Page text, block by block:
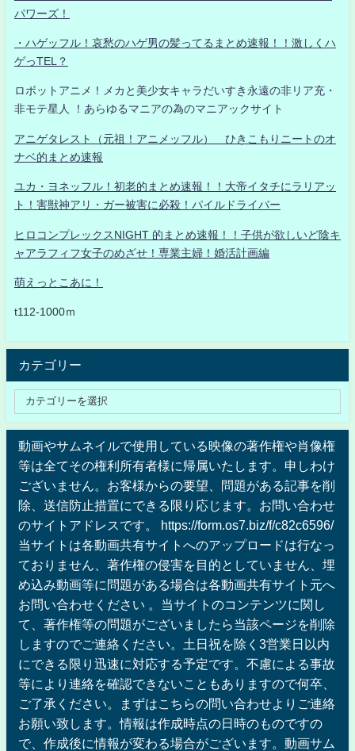
パワーズ！
・ハゲッフル！哀愁のハゲ男の髪ってるまとめ速報！！激しくハ
ゲっTEL？
ロボットアニメ！メカと美少女キャラだいすき永遠の非リア充・
非モテ星人 ！あらゆるマニアの為のマニアックサイト
アニゲタレスト（元祖！アニメッフル） ひきこもりニートのオ
ナベ的まとめ速報
ユカ・ヨネッフル！初老的まとめ速報！！大帝イタチにラリアッ
ト！害獣神アリ・ガー被害に必殺！パイルドライバー
ヒロコンプレックスNIGHT 的まとめ速報！！子供が欲しいど陰キ
ャアラフィフ女子のめざせ！専業主婦！婚活計画編
萌えっとこあに！
t112-1000ｍ
カテゴリー
動画やサムネイルで使用している映像の著作権や肖像権
等は全てその権利所有者様に帰属いたします。申しわけ
ございません。お客様からの要望、問題がある記事を削
除、送信防止措置にできる限り応じます。お問い合わせ
のサイトアドレスです。 https://form.os7.biz/f/c82c6596/
当サイトは各動画共有サイトへのアップロードは行なっ
ておりません、著作権の侵害を目的としていません、埋
め込み動画等に問題がある場合は各動画共有サイト元へ
お問い合わせください 。当サイトのコンテンツに関し
て、著作権等の問題がございましたら当該ページを削除
しますのでご連絡ください。土日祝を除く3営業日以内
にできる限り迅速に対応する予定です。不慮による事故
等により連絡を確認できないこともありますので何卒、
ご了承ください。まずはこちらの問い合わせよりご連絡
お願い致します。情報は作成時点の日時のものですの
で、作成後に情報が変わる場合がございます。動画サム